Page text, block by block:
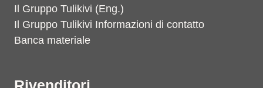
Il Gruppo Tulikivi (Eng.)
Il Gruppo Tulikivi Informazioni di contatto
Banca materiale